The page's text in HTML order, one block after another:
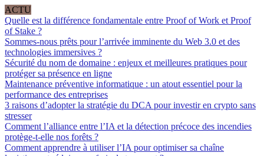
ACTU
Quelle est la différence fondamentale entre Proof of Work et Proof
of Stake ?
Sommes-nous prêts pour l’arrivée imminente du Web 3.0 et des
technologies immersives ?
Sécurité du nom de domaine : enjeux et meilleures pratiques pour
protéger sa présence en ligne
Maintenance préventive informatique : un atout essentiel pour la
performance des entreprises
3 raisons d’adopter la stratégie du DCA pour investir en crypto sans
stresser
Comment l’alliance entre l’IA et la détection précoce des incendies
protège-t-elle nos forêts ?
Comment apprendre à utiliser l’IA pour optimiser sa chaîne